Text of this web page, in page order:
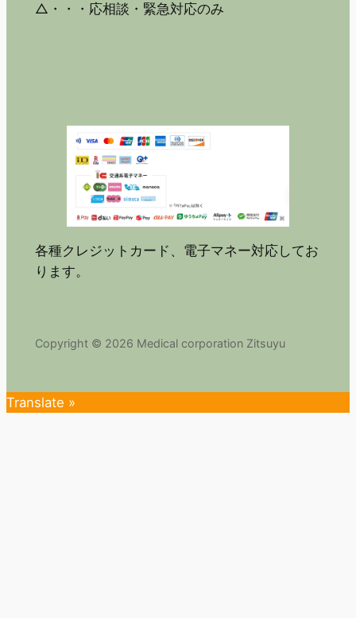
△・・・応相談・緊急対応のみ
各種クレジットカード、電子マネー対応してお
ります。
Copyright © 2026 Medical corporation Zitsuyu
Translate »